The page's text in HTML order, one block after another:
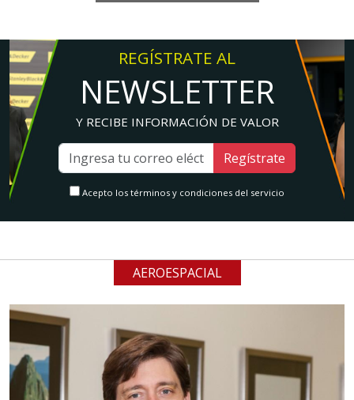
REGÍSTRATE AL
NEWSLETTER
Y RECIBE INFORMACIÓN DE VALOR
Regístrate
Acepto los términos y condiciones del servicio
AEROESPACIAL